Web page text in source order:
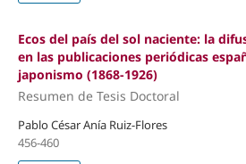
Ecos del país del sol naciente: la
en las publicaciones periódicas
japonismo (1868-1926)
Resumen de Tesis Doctoral
Pablo César Anía Ruiz-Flores
456-460